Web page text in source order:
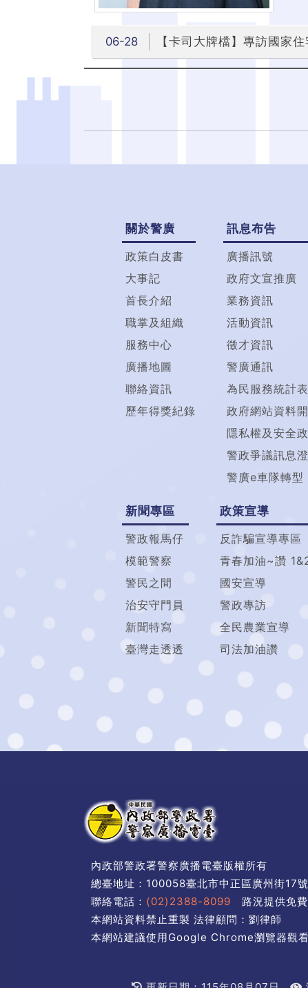
06-28 【卡司大牌檔】專訪國家
關於警廣
政策白皮書
大事記
首長介紹
職掌及組織
服務中心
廣播地圖
聯絡資訊
歷年得獎紀錄
訊息布告
廣播訊號
政府文宣推廣
業務資訊
活動資訊
徵才資訊
警廣通訊
為民服務統計表
政府網站資料
隱私權及安全
警政爭議訊息
警廣e車隊轉型
新聞專區
警政報馬仔
模範警察
警民之間
治安守門員
新聞特寫
臺灣走透透
政策宣導
反詐騙宣導專區
青春加油~讚
國安宣導
警政專訪
全民農業宣導
司法加油讚
內政部警政署警察廣播電臺版權所有
總臺地址：100058臺北市中正區廣州街17號
聯絡電話： (02)2388-8099 路況提供免費
本網站資料禁止重製 法律顧問：劉律師
本網站建議使用Google Chrome瀏覽器觀